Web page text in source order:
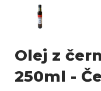
Olej z
250ml -